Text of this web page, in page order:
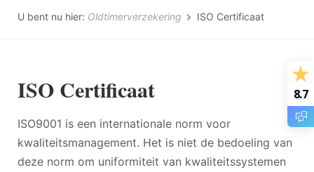
U bent nu hier: Oldtimerverzekering ISO Certificaat
ISO Certificaat
ISO9001 is een internationale norm voor
kwaliteitsmanagement. Het is niet de bedoeling van
deze norm om uniformiteit van kwaliteitssystemen
8.7